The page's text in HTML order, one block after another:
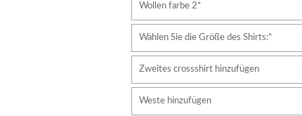
Wollen farbe 2*
Wählen Sie die Größe des Shirts:*
Zweites crossshirt hinzufügen
Weste hinzufügen